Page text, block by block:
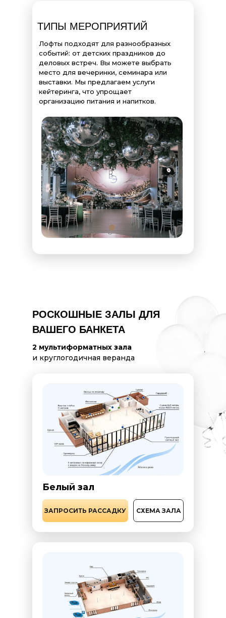
ТИПЫ МЕРОПРИЯТИЙ
Лофты подходят для разнообразных
событий: от детских праздников до
деловых встреч. Вы можете выбрать
место для вечеринки, семинара или
выставки. Мы предлагаем услуги
кейтеринга, что упрощает
организацию питания и напитков.
РОСКОШНЫЕ ЗАЛЫ ДЛЯ
ВАШЕГО БАНКЕТА
2 мультиформатных зала
и круглогодичная веранда
Белый зал
ЗАПРОСИТЬ РАССАДКУ СХЕМА ЗАЛА